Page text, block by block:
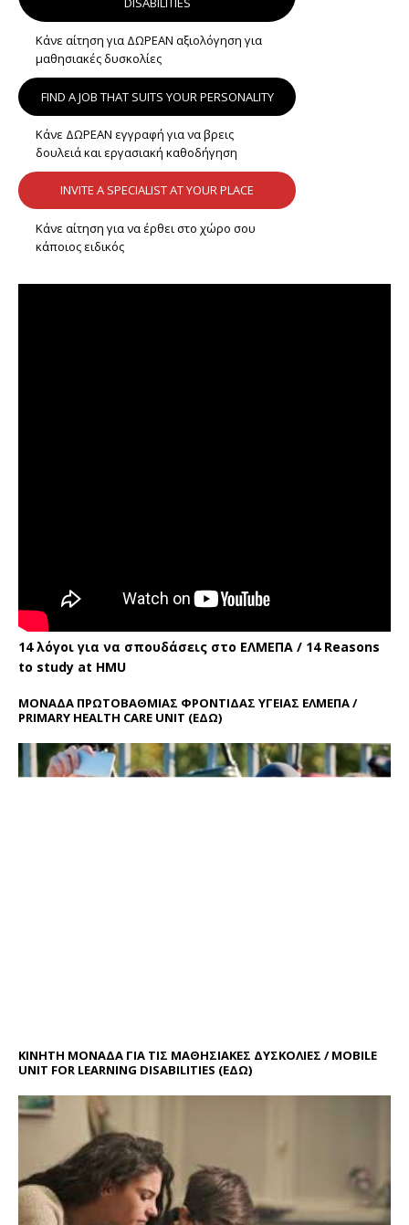
Κάνε αίτηση για ΔΩΡΕΑΝ αξιολόγηση για
μαθησιακές δυσκολίες
FIND A JOB THAT SUITS YOUR PERSONALITY
Κάνε ΔΩΡΕΑΝ εγγραφή για να βρεις
δουλειά και εργασιακή καθοδήγηση
INVITE A SPECIALIST AT YOUR PLACE
Κάνε αίτηση για να έρθει στο χώρο σου
κάποιος ειδικός
14 λόγοι για να σπουδάσεις στο ΕΛΜΕΠΑ / 14 Reasons
to study at HMU
ΜΟΝΑΔΑ ΠΡΩΤΟΒΑΘΜΙΑΣ ΦΡΟΝΤΙΔΑΣ ΥΓΕΙΑΣ ΕΛΜΕΠΑ /
PRIMARY HEALTH CARE UNIT (ΕΔΩ)
ΚΙΝΗΤΗ ΜΟΝΑΔΑ ΓΙΑ ΤΙΣ ΜΑΘΗΣΙΑΚΕΣ ΔΥΣΚΟΛΙΕΣ / MOBILE
UNIT FOR LEARNING DISABILITIES (ΕΔΩ)